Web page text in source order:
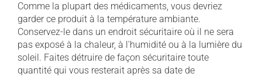
Comme la plupart des médicaments, vous devriez
garder ce produit à la température ambiante.
Conservez-le dans un endroit sécuritaire où il ne sera
pas exposé à la chaleur, à l'humidité ou à la lumière du
soleil. Faites détruire de façon sécuritaire toute
quantité qui vous resterait après sa date de